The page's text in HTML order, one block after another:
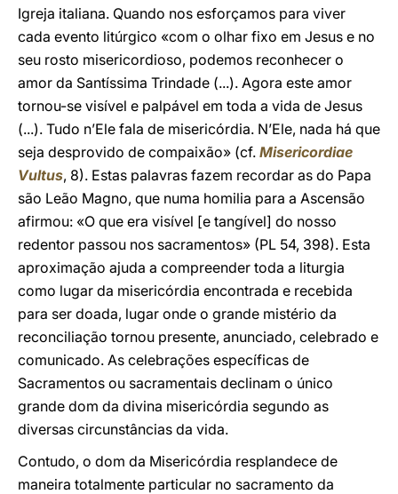
Igreja italiana. Quando nos esforçamos para viver
cada evento litúrgico «com o olhar fixo em Jesus e no
seu rosto misericordioso, podemos reconhecer o
amor da Santíssima Trindade (...). Agora este amor
tornou-se visível e palpável em toda a vida de Jesus
(...). Tudo n’Ele fala de misericórdia. N’Ele, nada há que
seja desprovido de compaixão» (cf. Misericordiae
Vultus, 8). Estas palavras fazem recordar as do Papa
são Leão Magno, que numa homilia para a Ascensão
afirmou: «O que era visível [e tangível] do nosso
redentor passou nos sacramentos» (PL 54, 398). Esta
aproximação ajuda a compreender toda a liturgia
como lugar da misericórdia encontrada e recebida
para ser doada, lugar onde o grande mistério da
reconciliação tornou presente, anunciado, celebrado e
comunicado. As celebrações específicas de
Sacramentos ou sacramentais declinam o único
grande dom da divina misericórdia segundo as
diversas circunstâncias da vida.
Contudo, o dom da Misericórdia resplandece de
maneira totalmente particular no sacramento da